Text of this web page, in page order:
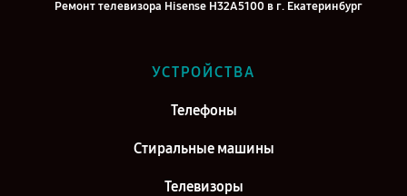
Ремонт телевизора Hisense H32A5100 в г. Екатеринбург
Ремонт телевизора Hisense H32A5100 в г. Воронеж
Ремонт телевизора Hisense H32A5100 в г. Самара
УСТРОЙСТВА
Телефоны
Стиральные машины
Телевизоры